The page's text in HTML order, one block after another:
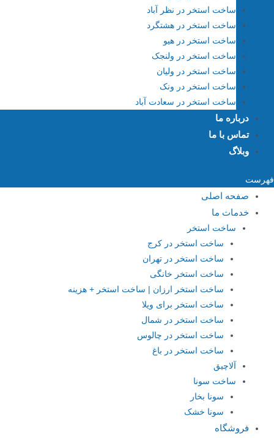
ساخت استخر در نظر آباد
ساخت استخر در هشتگرد
ساخت استخر در هیو
ساخت استخر در ولنجک
ساخت استخر در ولیان
ساخت استخر در ونک
ساخت استخر در سعادت آباد
درباره ما
تماس با ما
وبلاگ
فهرست
صفحه اصلی
خدمات ما
ساخت استخر
ساخت استخر در کرج
ساخت استخر در تهران
ساخت استخر خانگی
ساخت استخر ارزان | ساخت استخر + هزینه
ساخت استخر برای ویلا
ساخت استخر در شمال
ساخت استخر در چالوس
ساخت استخر در باغ
آلاچیق
ساخت سونا
سونا بخار
سونا خشک
فروشگاه